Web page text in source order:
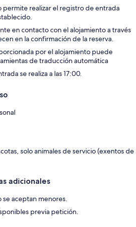
permite realizar el registro de entrada
en contacto con el alojamiento a través
en la confirmación de la reserva.
por el alojamiento puede
de traducción automática
se realiza a las 17:00.
solo animales de servicio (exentos de
adicionales
se aceptan menores.
previa petición.